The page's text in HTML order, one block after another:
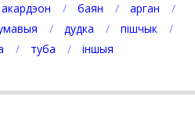
акардэон баян
арган
дудка
пішчык
туба іншыя